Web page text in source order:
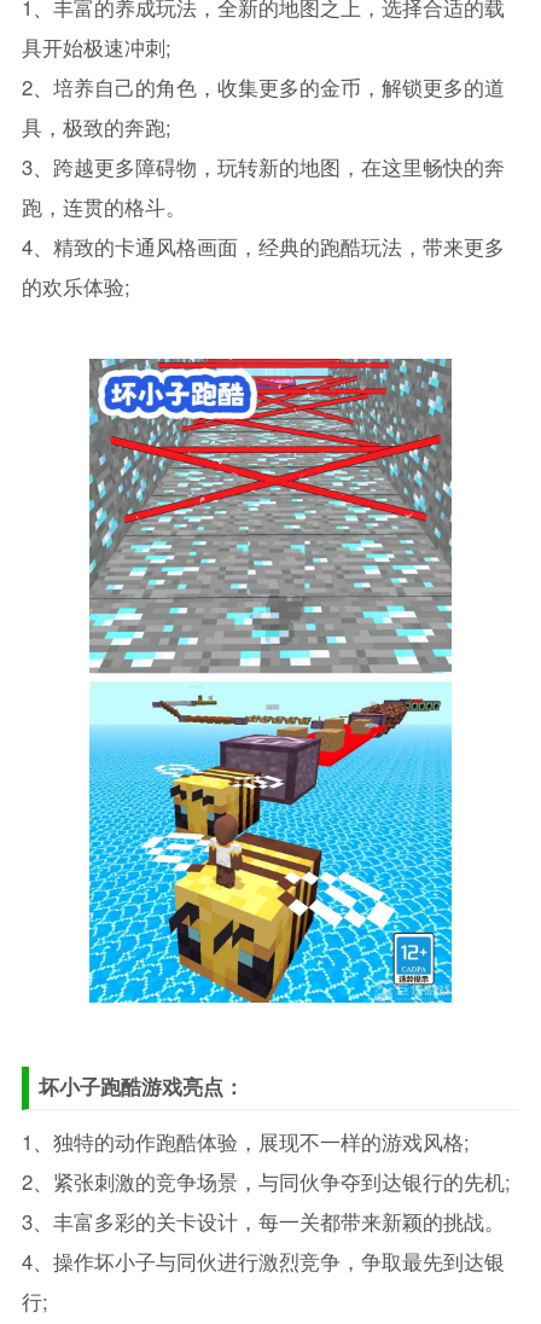
1、丰富的养成玩法，全新的地图之上，选择合适的载
具开始极速冲刺;
2、培养自己的角色，收集更多的金币，解锁更多的道
具，极致的奔跑;
3、跨越更多障碍物，玩转新的地图，在这里畅快的奔
跑，连贯的格斗。
4、精致的卡通风格画面，经典的跑酷玩法，带来更多
的欢乐体验;
坏小子跑酷游戏亮点：
1、独特的动作跑酷体验，展现不一样的游戏风格;
2、紧张刺激的竞争场景，与同伙争夺到达银行的先机;
3、丰富多彩的关卡设计，每一关都带来新颖的挑战。
4、操作坏小子与同伙进行激烈竞争，争取最先到达银
行;